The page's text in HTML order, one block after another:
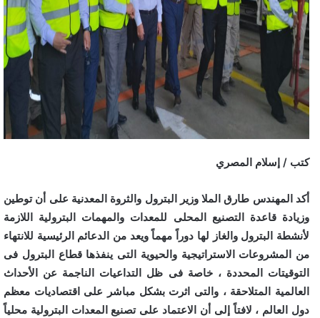
كتب / إسلام المصري
أكد المهندس طارق الملا وزير البترول والثروة المعدنية على أن توطين
وزيادة قاعدة التصنيع المحلى للمعدات والمهمات البترولية اللازمة
لأنشطة البترول والغاز لها دوراً مهماً ويعد من الدعائم الرئيسية للانتهاء
من المشروعات الاستراتيجية والحيوية التى ينفذها قطاع البترول فى
التوقيتات المحددة ، خاصة فى ظل التداعيات الناجمة عن الأحداث
العالمية المتلاحقة ، والتى اثرت بشكل مباشر على اقتصاديات معظم
دول العالم ، لافتاً إلى أن الاعتماد على تصنيع المعدات البترولية محلياً